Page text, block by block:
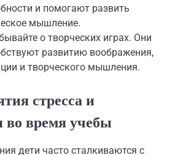
и помогают развить
мышление.
о творческих играх. Они
развитию воображения,
и творческого мышления.
стресса и
во время учебы
дети часто сталкиваются с